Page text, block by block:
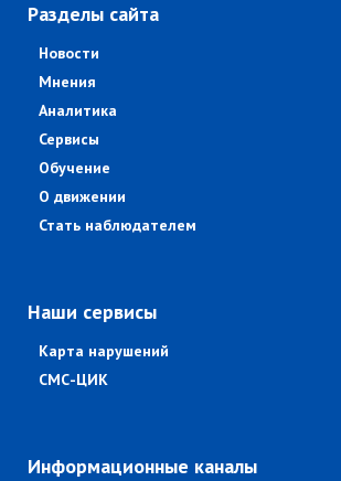
Разделы сайта
Новости
Мнения
Аналитика
Сервисы
Обучение
О движении
Стать наблюдателем
Наши сервисы
Карта нарушений
СМС-ЦИК
Информационные каналы